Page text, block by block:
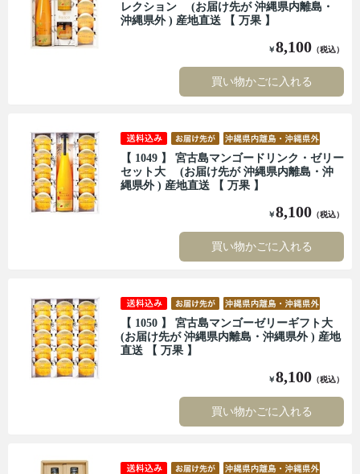
レクション (お届け先が 沖縄県内離島・
沖縄県外 ) 産地直送 【 万果 】
￥8,100 （税込）
買い物かごに入れる
【 1049 】 宮古島マンゴードリンク・ゼリー
セット大 (お届け先が 沖縄県内離島・沖
縄県外 ) 産地直送 【 万果 】
￥8,100 （税込）
買い物かごに入れる
【 1050 】 宮古島マンゴーゼリーギフト大
(お届け先が 沖縄県内離島・沖縄県外 ) 産地
直送 【 万果 】
￥8,100 （税込）
買い物かごに入れる